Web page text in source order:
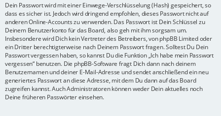
Dein Passwort wird mit einer Einwege-Verschlüsselung (Hash) gespeichert, so
dass es sicher ist. Jedoch wird dringend empfohlen, dieses Passwort nicht auf
anderen Online-Accounts zu verwenden. Das Passwort ist Dein Schlüssel zu
Deinem Benutzerkonto für das Board, also geh mit ihm sorgsam um.
Insbesondere wird Dich kein Vertreter des Betreibers, von phpBB Limited oder
ein Dritter berechtigterweise nach Deinem Passwort fragen. Solltest Du Dein
Passwort vergessen haben, so kannst Du die Funktion „Ich habe mein Passwort
vergessen“ benutzen. Die phpBB-Software fragt Dich dann nach deinem
Benutzernamen und deiner E-Mail-Adresse und sendet anschließend ein neu
generiertes Passwort an diese Adresse, mit dem Du dann auf das Board
zugreifen kannst. Auch Administratoren können weder Dein aktuelles noch
Deine früheren Passwörter einsehen.